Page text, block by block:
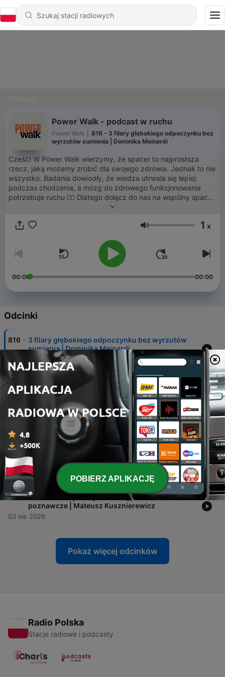
Power Walk - podcast w ruchu
Power Walk
816 - 3 filary głębokiego odpoczynku bez
wyrzutów sumienia | Dominika Meinardi
Cześć! W Power Walk wierzymy, że spacer to najprostsza
rzecz, jaką możemy zrobić dla swojego zdrowia. Jednak to nie
wszystko. Badania dowiodły, że wiedza utrwala się lepiej
podczas chodzenia, a mózg do zdrowego funkcjonowania
potrzebuje ruchu 🚶‍♀️ Dlatego dołącz do nas na wspólny spacer
i posłuchaj motywujących rozmów codziennie rano na dobry
zdrowie 💪 Znajdziesz nas na YouTube, Spotify i Apple
Głośność 1 x
00:00 00:00
Odcinki
816 - 3 filary głębokiego odpoczynku bez wyrzutów
sumienia | Dominika Meinardi
07 sie 2026
815
Sztywna podeszwa buta blokuje prawidłowe
ukrwienie | Joga twarzy Olga Szemley
814 - Życie to maraton, nie sprint. Energia, która
napędza Twoje ciało. | Alicja Chilińska-Zawadzka
05 sie 2026
813 - 5 prostych ćwiczeń podczas spaceru, za które
Twój mózg i ciało Ci podziękują | Szymon Słoma
04 sie 2026
812 - Ucieczka w cyfrowy świat usypia zdolności
poznawcze | Mateusz Kusznierewicz
03 sie 2026
Pokaż więcej odcinków
Radio Polska
Stacje radiowe i podcasty
POBIERZ APLIKACJĘ